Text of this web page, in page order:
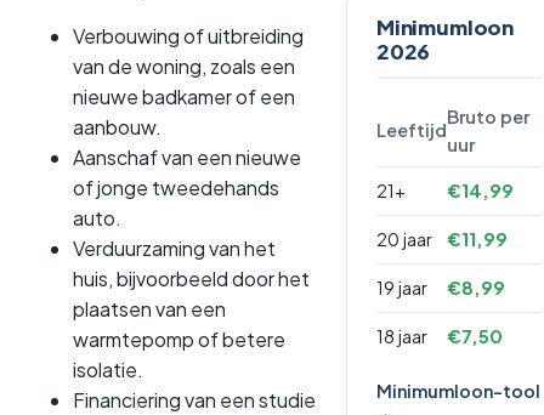
Verbouwing of uitbreiding
van de woning, zoals een
nieuwe badkamer of een
aanbouw.
Aanschaf van een nieuwe
of jonge tweedehands
auto.
Verduurzaming van het
huis, bijvoorbeeld door het
plaatsen van een
warmtepomp of betere
isolatie.
Financiering van een studie
Minimumloon
2026
Leeftijd
Bruto per
uur
21+ €14,99
20 jaar €11,99
19 jaar €8,99
18 jaar €7,50
Minimumloon-tool